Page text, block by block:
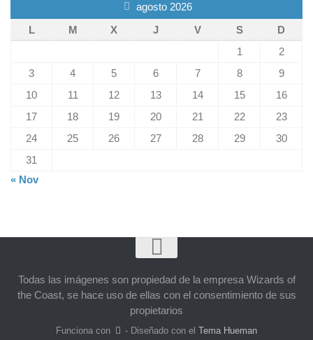
agosto 2026
L
M X J V S
D
1
2
3
4 5 6 7 8
9
10
11 12 13 14 15
16
17
18 19 20 21 22
23
24
25 26 27 28 29
30
31
« Nov
Todas las imágenes son propiedad de la empresa Wizards of
the Coast, se hace uso de ellas con el consentimiento de sus
propietarios
Funciona con - Diseñado con elTema Hueman